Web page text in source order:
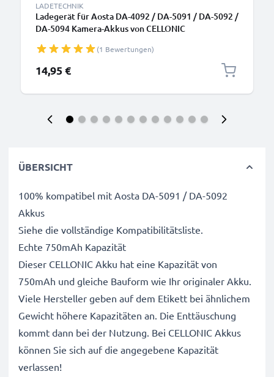
LADETECHNIK
Ladegerät für Aosta DA-4092 / DA-5091 / DA-5092 /
DA-5094 Kamera-Akkus von CELLONIC
(1 Bewertungen)
14,95 €
ÜBERSICHT
100% kompatibel mit Aosta DA-5091 / DA-5092
Akkus
Siehe die vollständige Kompatibilitätsliste.
Echte 750mAh Kapazität
Dieser CELLONIC Akku hat eine Kapazität von
750mAh und gleiche Bauform wie Ihr originaler Akku.
Viele Hersteller geben auf dem Etikett bei ähnlichem
Gewicht höhere Kapazitäten an. Die Enttäuschung
kommt dann bei der Nutzung. Bei CELLONIC Akkus
können Sie sich auf die angegebene Kapazität
verlassen!